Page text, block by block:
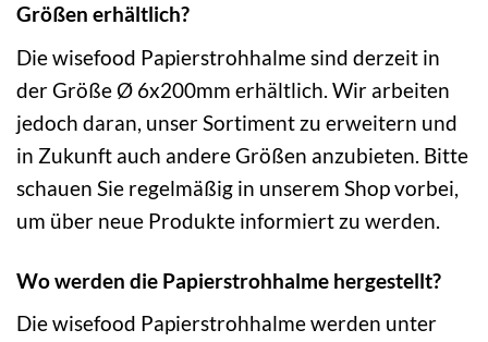
Größen erhältlich?
Die wisefood Papierstrohhalme sind derzeit in
der Größe Ø 6x200mm erhältlich. Wir arbeiten
jedoch daran, unser Sortiment zu erweitern und
in Zukunft auch andere Größen anzubieten. Bitte
schauen Sie regelmäßig in unserem Shop vorbei,
um über neue Produkte informiert zu werden.
Wo werden die Papierstrohhalme hergestellt?
Die wisefood Papierstrohhalme werden unter